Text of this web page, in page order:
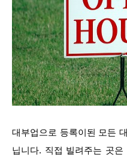
대부업으로 등록이된 모든
닙니다. 직접 빌려주는 곳